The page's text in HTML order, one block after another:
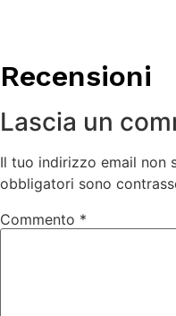
Recensioni
Lascia un
Il tuo indirizzo email non
obbligatori sono
Commento *